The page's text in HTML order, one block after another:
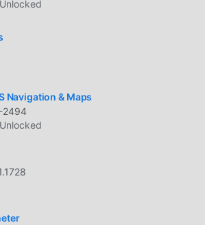
de la comodidad que brinda
puedes descargar directamente
Coopertaxi Go 8.5.1 en el paquete
con un solo clic, y hay más
ya!
Navigation & Maps
2494